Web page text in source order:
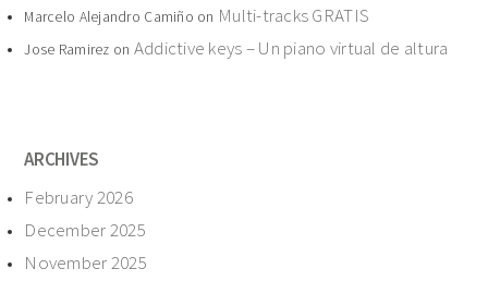
Marcelo Alejandro Camiño on Multi-tracks GRATIS
Jose Ramirez on Addictive keys – Un piano virtual de altura
ARCHIVES
February 2026
December 2025
November 2025